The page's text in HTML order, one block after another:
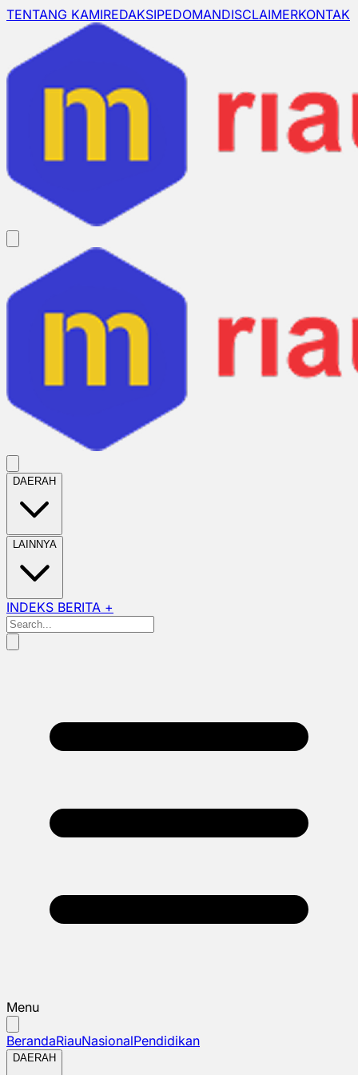
TENTANG KAMIREDAKSIPEDOMANDISCLAIMERKONTAK
DAERAH
LAINNYA
INDEKS BERITA +
Menu
BerandaRiauNasionalPendidikan
DAERAH